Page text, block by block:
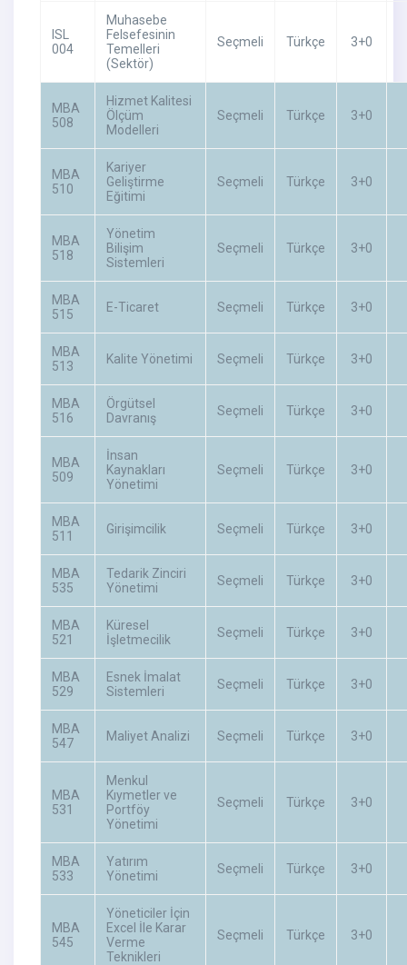
ISL
004
Muhasebe
Felsefesinin
Temelleri
(Sektör)
Seçmeli Türkçe 3+0
MBA
508
Hizmet Kalitesi
Ölçüm
Modelleri
Seçmeli Türkçe 3+0
MBA
510
Kariyer
Geliştirme
Eğitimi
Seçmeli Türkçe 3+0
MBA
518
Yönetim
Bilişim
Sistemleri
Seçmeli Türkçe 3+0
MBA
515
E-Ticaret Seçmeli Türkçe 3+0
MBA
513
Kalite Yönetimi Seçmeli Türkçe 3+0
MBA
516
Örgütsel
Davranış
Seçmeli Türkçe 3+0
MBA
509
İnsan
Kaynakları
Yönetimi
Seçmeli Türkçe 3+0
MBA
511
Girişimcilik Seçmeli Türkçe 3+0
MBA
535
Tedarik Zinciri
Yönetimi
Seçmeli Türkçe 3+0
MBA
521
Küresel
İşletmecilik
Seçmeli Türkçe 3+0
MBA
529
Esnek İmalat
Sistemleri
Seçmeli Türkçe 3+0
MBA
547
Maliyet Analizi Seçmeli Türkçe 3+0
MBA
531
Menkul
Kıymetler ve
Portföy
Yönetimi
Seçmeli Türkçe 3+0
MBA
533
Yatırım
Yönetimi
Seçmeli Türkçe 3+0
MBA
545
Yöneticiler İçin
Excel İle Karar
Verme
Teknikleri
Seçmeli Türkçe 3+0